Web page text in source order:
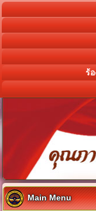
ร้
Main Menu